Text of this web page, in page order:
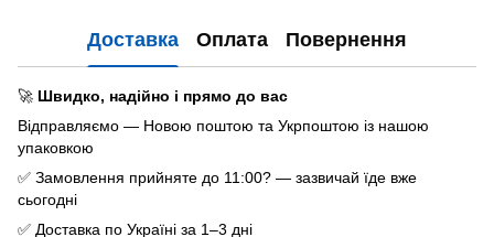
Доставка Оплата Повернення
🚀 Швидко, надійно і прямо до вас
Відправляємо — Новою поштою та Укрпоштою із нашою
упаковкою
✅ Замовлення прийняте до 11:00? — зазвичай їде вже
сьогодні
✅ Доставка по Україні за 1–3 дні